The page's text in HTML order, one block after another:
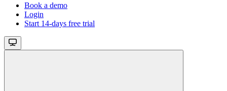
Book a demo
Login
Start 14-days free trial